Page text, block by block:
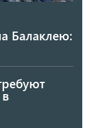
Балаклею: